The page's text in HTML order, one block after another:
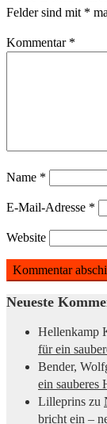
Felder sind mit *
Kommentar *
Name *
E-Mail-Adresse *
Website
Neueste
Hellenkamp
für ein
Bender,
ein sauberes
Lilleprins zu
bricht ein –